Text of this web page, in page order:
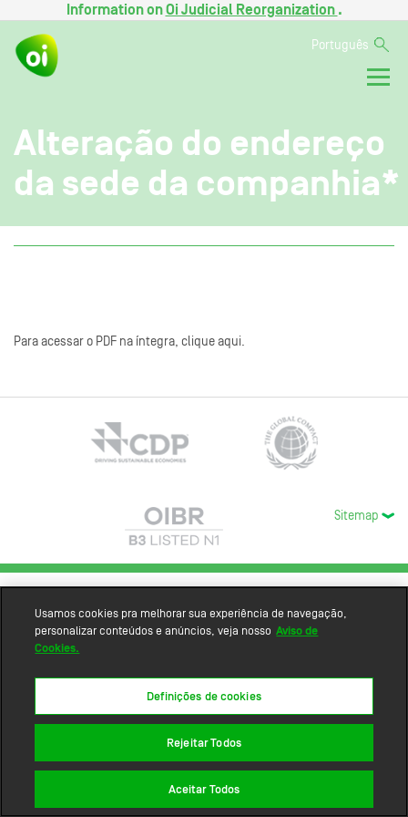
Information onOi Judicial Reorganization .
Português
Alteração do endereço
da sede da companhia*
Para acessar o PDF na íntegra, clique aqui.
Sitemap
Usamos cookies pra melhorar sua experiência de navegação,
personalizar conteúdos e anúncios, veja nosso Aviso de
Cookies.
Definições de cookies
Rejeitar Todos
Aceitar Todos